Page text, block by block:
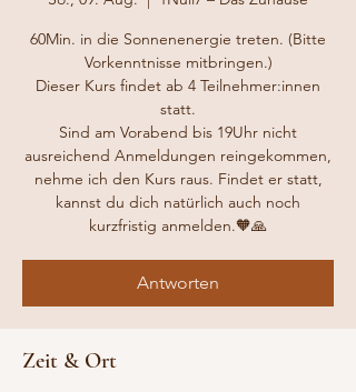
60Min. in die Sonnenenergie treten. (Bitte
Vorkenntnisse mitbringen.)
Dieser Kurs findet ab 4 Teilnehmer:innen
statt.
Sind am Vorabend bis 19Uhr nicht
ausreichend Anmeldungen reingekommen,
nehme ich den Kurs raus. Findet er statt,
kannst du dich natürlich auch noch
Antworten
Zeit & Ort